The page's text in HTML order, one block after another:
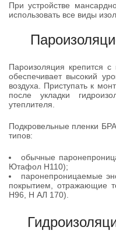
При устройстве
использовать все виды
Пароизоляция крепится с
обеспечивает высокий
воздуха. Приступать к
после укладки
утеплителя.
Подкровельные пленки
типов:
обычные
Ютафол Н110);
паронепроницаемые
покрытием, отражающие
Н96, Н АЛ 170).